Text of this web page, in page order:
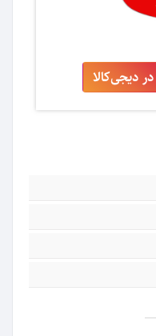
دیجی‌کالا